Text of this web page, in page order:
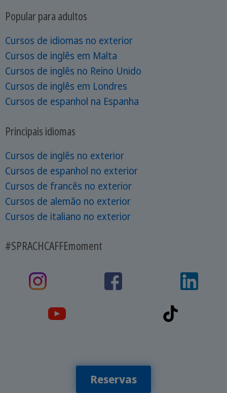
Popular para adultos
Cursos de idiomas no exterior
Cursos de inglês em Malta
Cursos de inglês no Reino Unido
Cursos de inglês em Londres
Cursos de espanhol na Espanha
Principais idiomas
Cursos de inglês no exterior
Cursos de espanhol no exterior
Cursos de francês no exterior
Cursos de alemão no exterior
Cursos de italiano no exterior
#SPRACHCAFFEmoment
Reservas